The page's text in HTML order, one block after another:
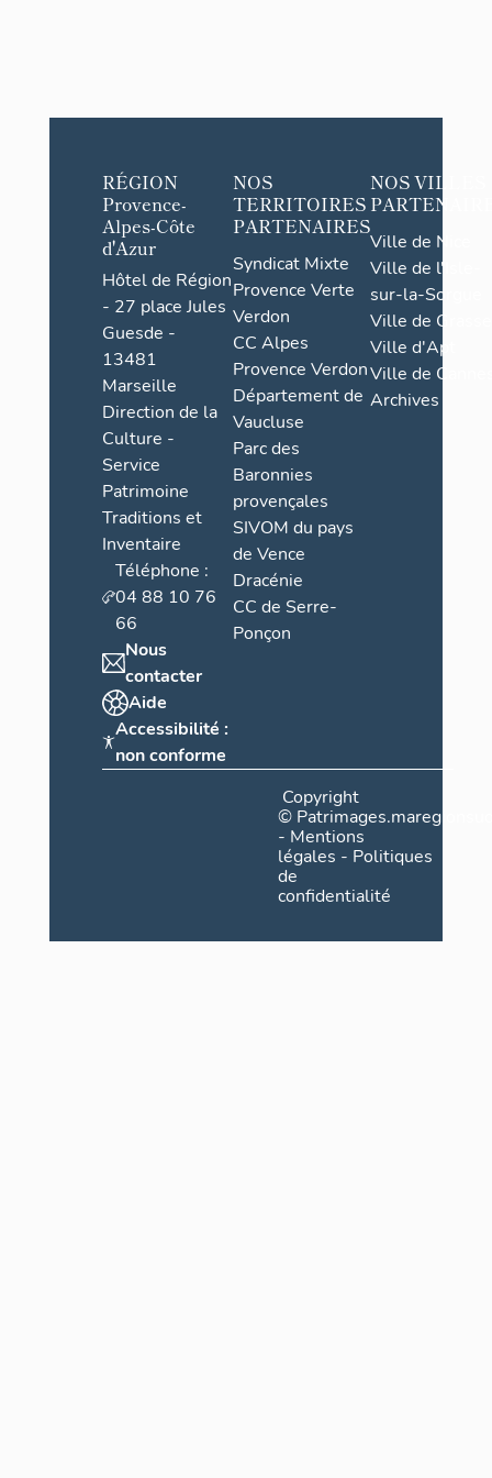
RÉGION
Provence-
Alpes-Côte
d'Azur
Hôtel de Région
- 27 place Jules
Guesde -
13481
Marseille
Direction de la
Culture -
Service
Patrimoine
Traditions et
Inventaire
Téléphone :
04 88 10 76
66
Nous
contacter
Aide
Accessibilité :
non conforme
NOS
TERRITOIRES
PARTENAIRES
Syndicat Mixte
Provence Verte
Verdon
CC Alpes
Provence Verdon
Département de
Vaucluse
Parc des
Baronnies
provençales
SIVOM du pays
de Vence
Dracénie
CC de Serre-
Ponçon
NOS VILLES
Ville de Nice
Ville de l'Isle-
sur-la-Sorgue
Ville de Grasse
Ville d'Apt
Ville de
Archives
Copyright
©
- Mentions
légales - Politiques
de
confidentialité